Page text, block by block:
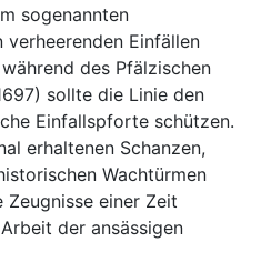
sogenannten
verheerenden Einfällen
des Pfälzischen
sollte die Linie den
Einfallspforte schützen.
erhaltenen Schanzen,
Wachtürmen
einer Zeit
der ansässigen